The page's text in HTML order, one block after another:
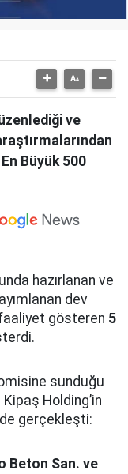
ve
Büyük 500
hazırlanan ve
dev
gösteren 5
sunduğu
Holding’in
gerçekleşti:
Beton San. ve